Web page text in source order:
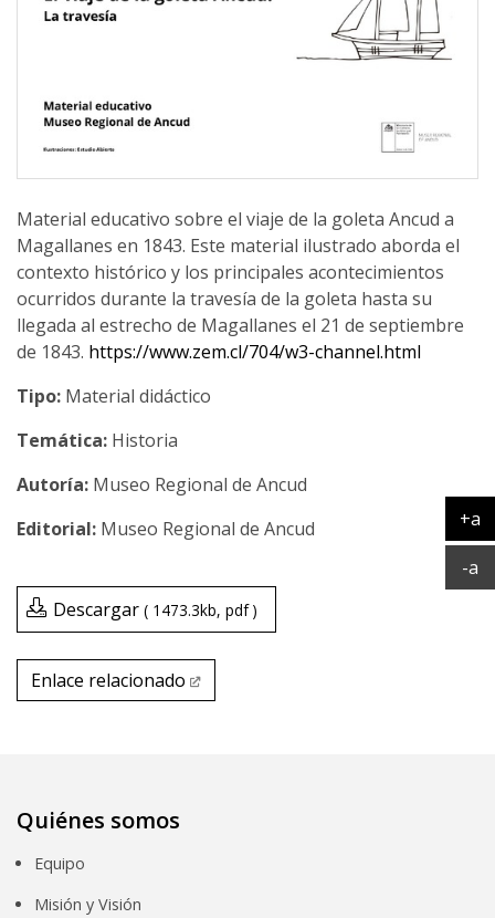
Material educativo sobre el viaje de la goleta Ancud a
Magallanes en 1843. Este material ilustrado aborda el
contexto histórico y los principales acontecimientos
ocurridos durante la travesía de la goleta hasta su
llegada al estrecho de Magallanes el 21 de septiembre
de 1843. https://www.zem.cl/704/w3-channel.html
Tipo: Material didáctico
Temática: Historia
Museo Regional de Ancud
Museo Regional de Ancud
Descargar 1473.3kb pdf
Enlace relacionado Enlace relacionado
Quiénes somos
Equipo
Misión y Visión
+a
-a